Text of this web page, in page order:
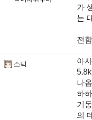
가
는
전
소덕
아
나
하
기
의